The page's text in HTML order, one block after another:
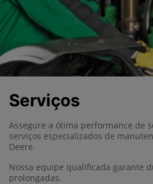
Serviços
Assegure a ótima performance de
serviços especializados de
Deere.
Nossa equipe qualificada garante
prolongadas.